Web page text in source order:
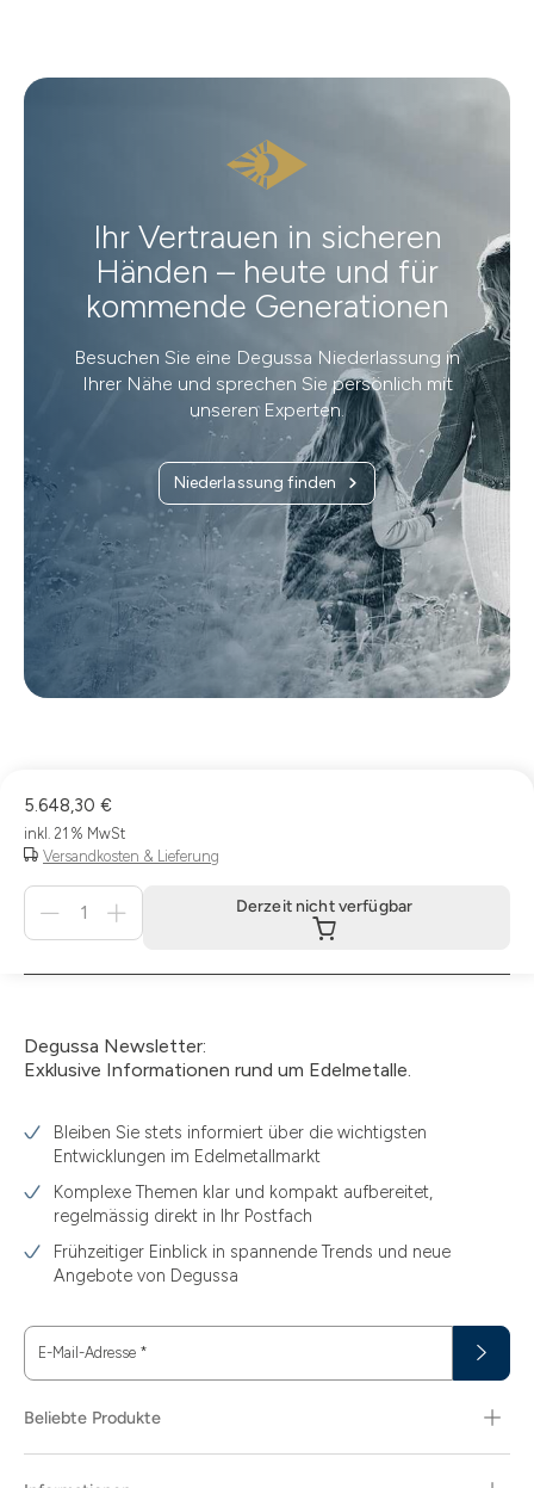
Ihr Vertrauen in sicheren
Händen – heute und für
kommende Generationen
Besuchen Sie eine Degussa Niederlassung in
Ihrer Nähe und sprechen Sie persönlich mit
unseren Experten.
Niederlassung finden
5.648,30 €
inkl. 21 % MwSt
Versandkosten & Lieferung
Derzeit
verfügbar
Derzeit nicht verfügbar
Degussa Newsletter:
Exklusive Informationen rund um Edelmetalle.
Bleiben Sie stets informiert über die wichtigsten
Entwicklungen im Edelmetallmarkt
Komplexe Themen klar und kompakt aufbereitet,
regelmässig direkt in Ihr Postfach
Frühzeitiger Einblick in spannende Trends und neue
Angebote von Degussa
E-Mail-Adresse *
Beliebte Produkte